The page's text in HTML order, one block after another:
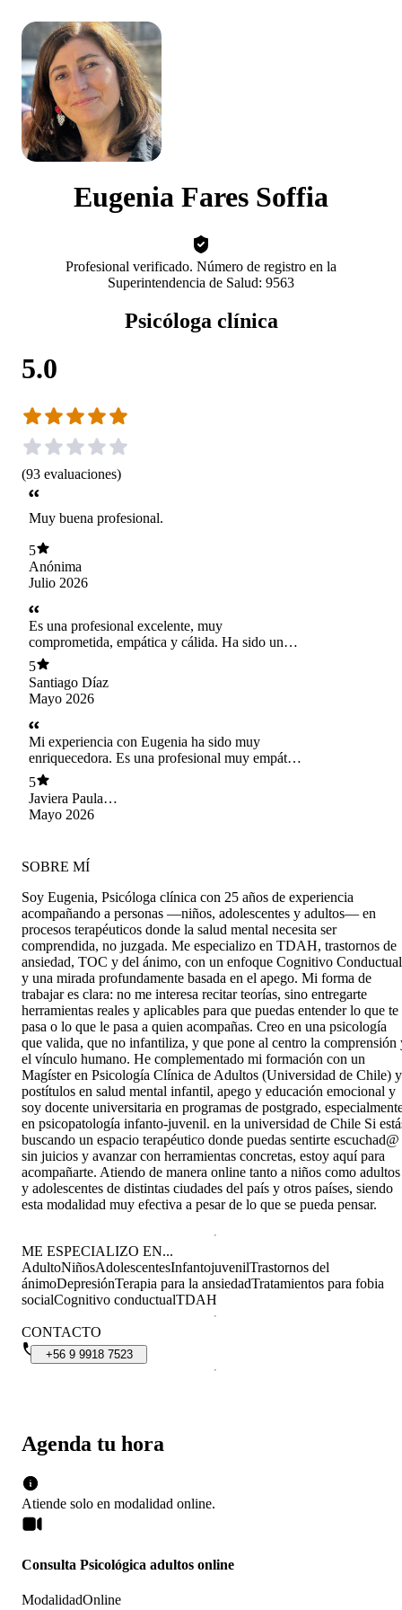
Eugenia Fares Soffia
Profesional verificado. Número de registro en la
Superintendencia de Salud: 9563
Psicóloga clínica
5.0
(93 evaluaciones)
Muy buena profesional.
5
Anónima
Julio 2026
Es una profesional excelente, muy
comprometida, empática y cálida. Ha sido un
apoyo muy importante para mi hijo y para
nosotros como familia.
5
Santiago Díaz
Mayo 2026
Mi experiencia con Eugenia ha sido muy
enriquecedora. Es una profesional muy empática
y observadora. Se ha dado el tiempo de
conocerme y hemos conectado muy bien.
Recomiendo!!
5
Javiera Paula
Martinez
Mayo 2026
Agenda tu hora
Atiende solo en modalidad online.
Consulta Psicológica adultos online
ModalidadOnline
SOBRE MÍ
Soy Eugenia, Psicóloga clínica con 25 años de experiencia
acompañando a personas —niños, adolescentes y adultos— en
procesos terapéuticos donde la salud mental necesita ser
comprendida, no juzgada. Me especializo en TDAH, trastornos de
ansiedad, TOC y del ánimo, con un enfoque Cognitivo Conductual
y una mirada profundamente basada en el apego. Mi forma de
trabajar es clara: no me interesa recitar teorías, sino entregarte
herramientas reales y aplicables para que puedas entender lo que te
pasa o lo que le pasa a quien acompañas. Creo en una psicología
que valida, que no infantiliza, y que pone al centro la comprensión
el vínculo humano. He complementado mi formación con un
Magíster en Psicología Clínica de Adultos (Universidad de Chile) y
postítulos en salud mental infantil, apego y educación emocional y
soy docente universitaria en programas de postgrado,
en psicopatología infanto-juvenil. en la universidad de Chile Si
buscando un espacio terapéutico donde puedas sentirte escuchad@
sin juicios y avanzar con herramientas concretas, estoy aquí para
acompañarte. Atiendo de manera online tanto a niños como adultos
y adolescentes de distintas ciudades del país y otros países, siendo
esta modalidad muy efectiva a pesar de lo que se pueda pensar.
ME ESPECIALIZO EN...
AdultoNiñosAdolescentesInfantojuvenilTrastornos del
ánimoDepresiónTerapia para la ansiedadTratamientos para fobia
socialCognitivo conductualTDAH
CONTACTO
+56 9 9918 7523